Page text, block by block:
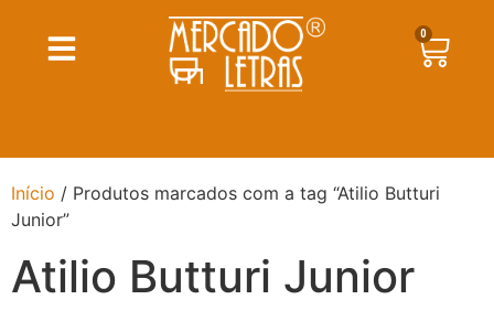
0
Início / Produtos marcados com a tag “Atilio Butturi
Junior”
Atilio Butturi Junior